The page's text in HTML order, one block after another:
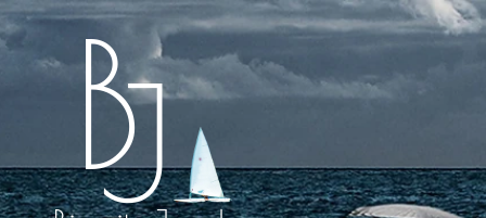
Zum
Inhalt
springen